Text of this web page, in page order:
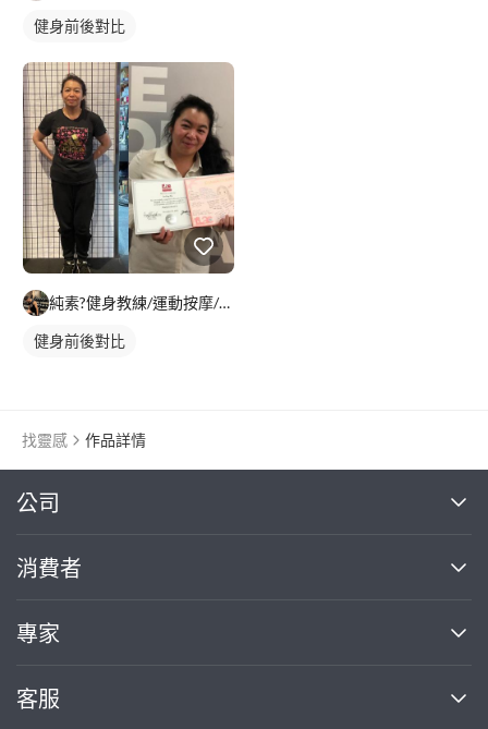
健身前後對比
純素?健身教練/運動按摩/Alan
健身前後對比
找靈感 作品詳情
公司
關於我們
部落格
加入我們
消費者
買服務
熱門服務
專家
案件中心
客服
繼續完成